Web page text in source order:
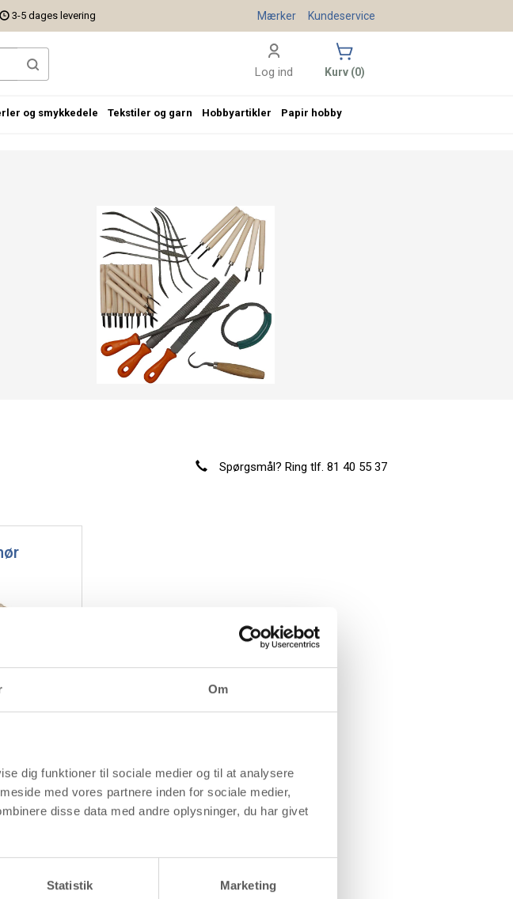
Om
dig funktioner til sociale medier og til at analysere
med vores partnere inden for sociale medier,
disse data med andre oplysninger, du har givet
Statistik Marketing
Spørgsmål? Ring tlf. 81 40 55 37
3-5 dages levering Kundeservice
Mærker
Log ind Kurv (0)
og smykkedele Tekstiler og garn Hobbyartikler Papir hobby